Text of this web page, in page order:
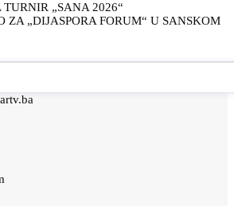
TURNIR „SANA 2026“
ZA „DIJASPORA FORUM“ U SANSKOM